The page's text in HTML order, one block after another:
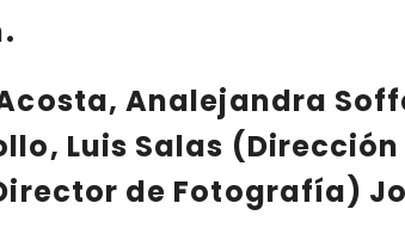
.
,Analejandra
, Luis Salas
de Fotografía)